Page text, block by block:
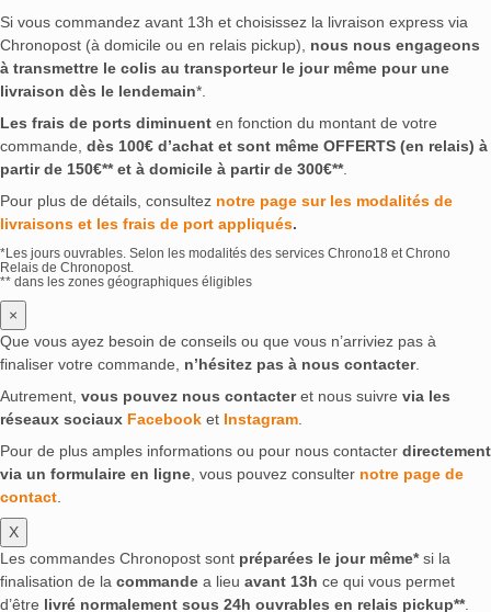
Si vous commandez avant 13h et choisissez la livraison express via
Chronopost (à domicile ou en relais pickup), nous nous engageons
à transmettre le colis au transporteur le jour même pour une
livraison dès le lendemain*.
Les frais de ports diminuent en fonction du montant de votre
commande, dès 100€ d’achat et sont même OFFERTS (en relais) à
partir de 150€** et à domicile à partir de 300€**.
Pour plus de détails, consultez notre page sur les modalités de
livraisons et les frais de port appliqués.
*Les jours ouvrables. Selon les modalités des services Chrono18 et Chrono
Relais de Chronopost.
** dans les zones géographiques éligibles
×
Que vous ayez besoin de conseils ou que vous n’arriviez pas à
finaliser votre commande, n’hésitez pas à nous contacter.
Autrement, vous pouvez nous contacteret nous suivre via les
réseaux sociaux Facebook et Instagram
Pour de plus amples informations ou pour nous contacter directement
via un formulaire en ligne , vous pouvez consulter notre page de
contact
X
Les commandes Chronopost sont préparées le jour même*si la
finalisation de la commande a lieu avant 13h ce qui vous permet
d’être livré normalement sous 24h ouvrables en relais pickup**.